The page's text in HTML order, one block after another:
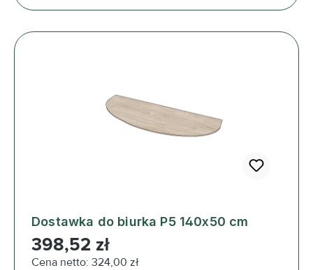
Dostawka do biurka P5 140x50 cm
Cena regularna:
398,52 zł
Cena netto: 324,00 zł